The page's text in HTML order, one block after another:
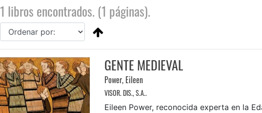
1 libros encontrados. (1 páginas).
GENTE MEDIEVAL
Power, Eileen
VISOR. DIS., S.A..
Eileen Power, reconocida experta en la